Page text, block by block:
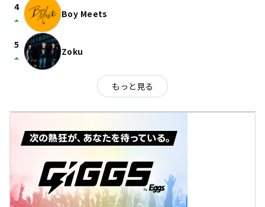
4
arrow_drop_up Boy Meets
5
arrow_drop_up Zoku
もっと見る